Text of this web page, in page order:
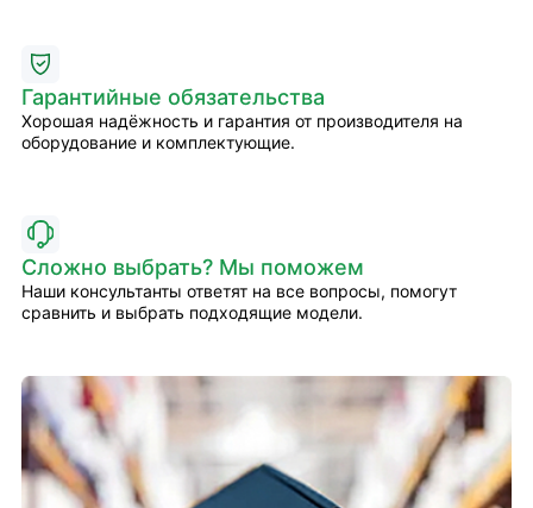
Гарантийные обязательства
Хорошая надёжность и гарантия от производителя на
оборудование и комплектующие.
Сложно выбрать? Мы поможем
Наши консультанты ответят на все вопросы, помогут
сравнить и выбрать подходящие модели.